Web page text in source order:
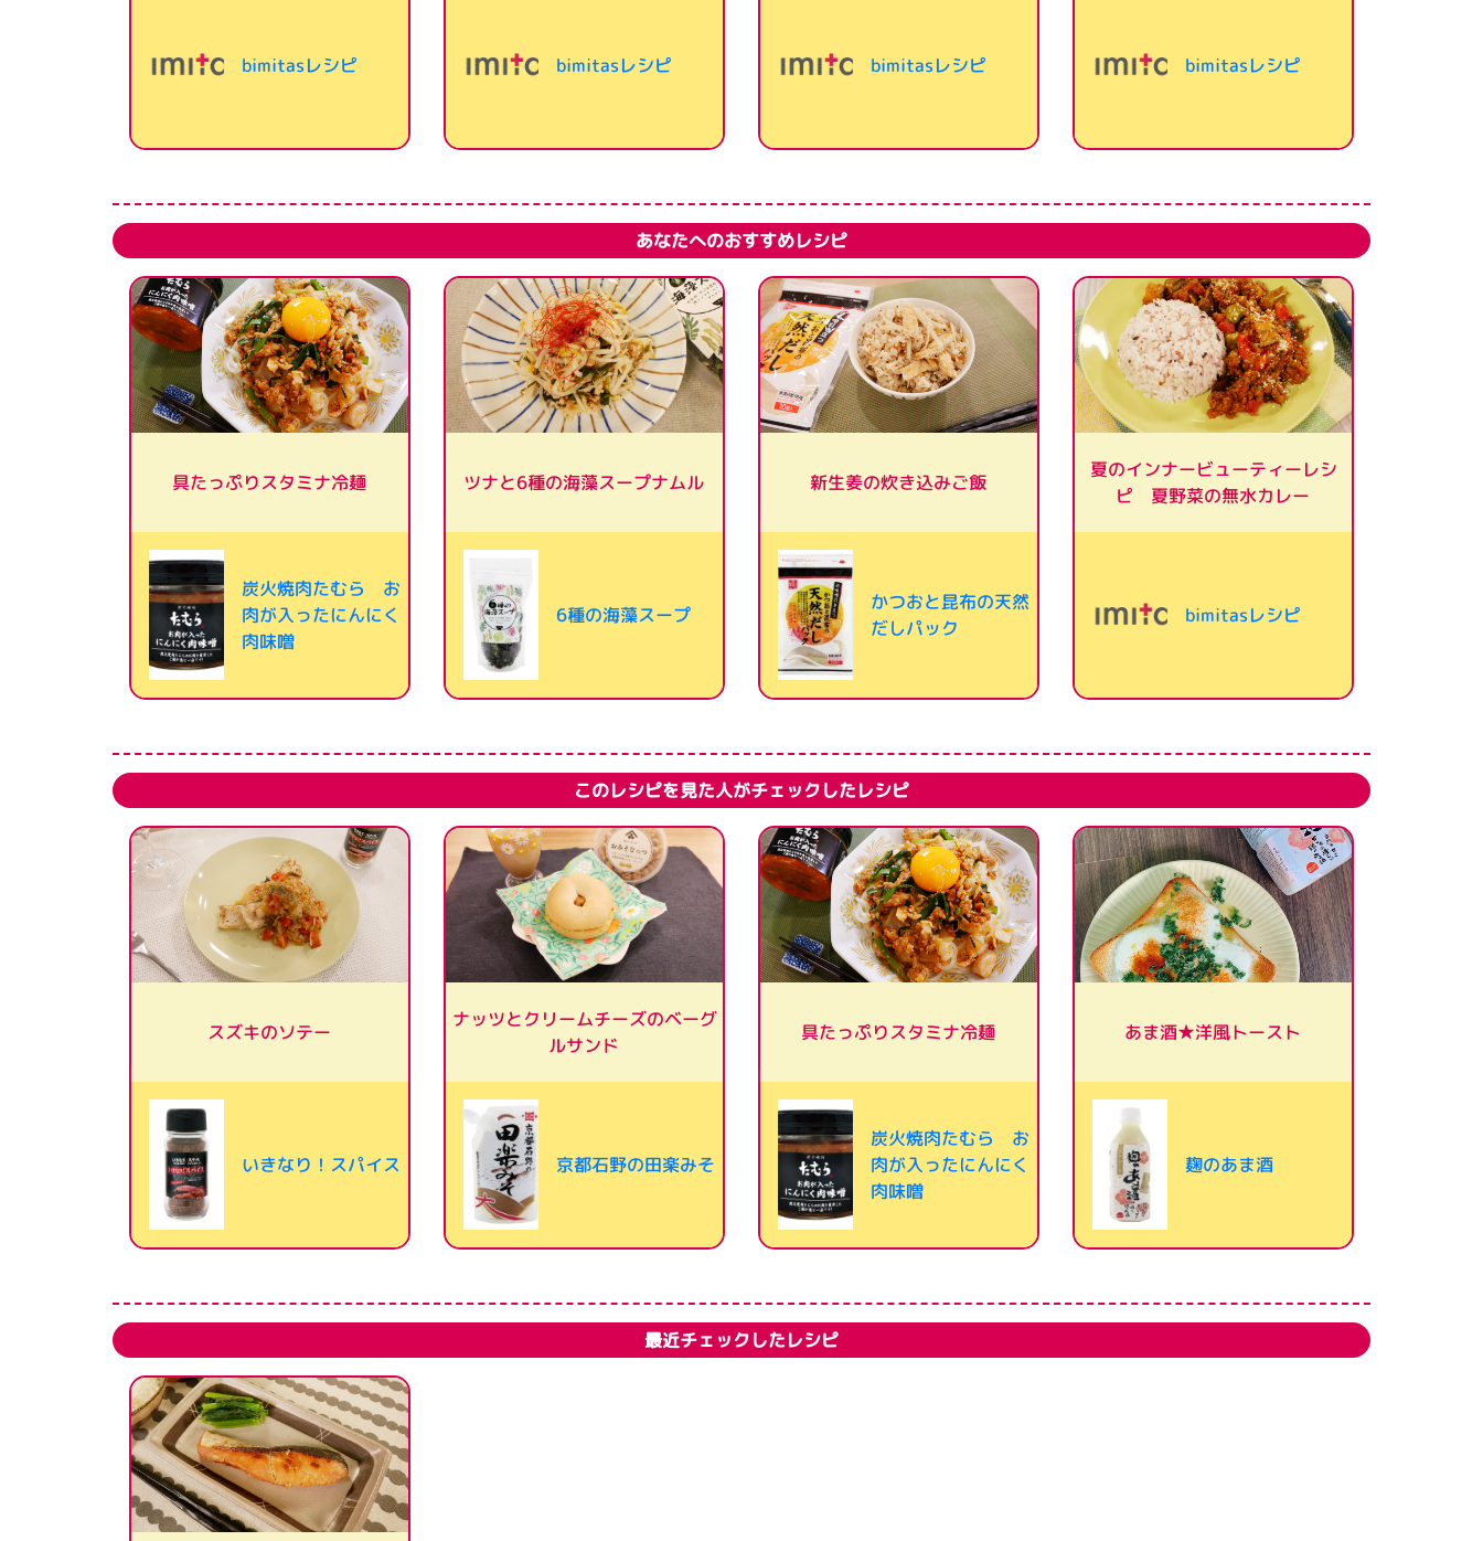
bimitasレシピ bimitasレシピ bimitasレシピ bimitasレシピ
あなたへのおすすめレシピ
具たっぷりスタミナ冷麺
炭火焼肉たむら お
肉が入ったにんにく
肉味噌
ツナと6種の海藻スープナムル
6種の海藻スープ
新生姜の炊き込みご飯
かつおと昆布の天然
だしパック
夏のインナービューティーレシ
ピ 夏野菜の無水カレー
bimitasレシピ
このレシピを見た人がチェックしたレシピ
スズキのソテー
いきなり！スパイス
ナッツとクリームチーズのベーグ
ルサンド
京都石野の田楽みそ
具たっぷりスタミナ冷麺
炭火焼肉たむら お
肉が入ったにんにく
肉味噌
あま酒★洋風トースト
麹のあま酒
最近チェックしたレシピ